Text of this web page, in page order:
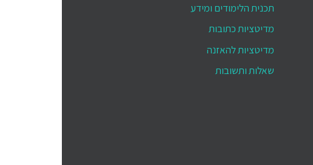
תכנית הלימודים ומידע
מדיטציות כתובות
מדיטציות להאזנה
שאלות ותשובות